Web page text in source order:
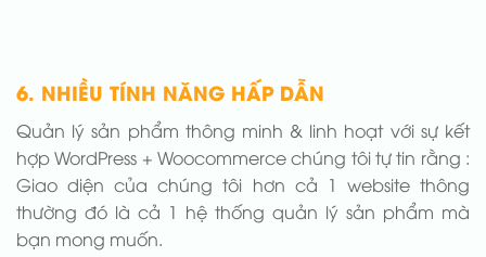
6. NHIỀU TÍNH NĂNG HẤP DẪN
Quản lý sản phẩm thông minh & linh hoạt với sự kết
hợp WordPress + Woocommerce chúng tôi tự tin rằng :
Giao diện của chúng tôi hơn cả 1 website thông
thường đó là cả 1 hệ thống quản lý sản phẩm mà
bạn mong muốn.